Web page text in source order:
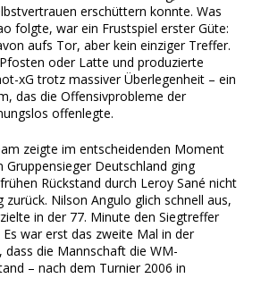
erschüttern konnte. Was
folgte, war ein Frustspiel erster Güte:
aufs Tor, aber kein einziger Treffer.
oder Latte und produzierte
xG trotz massiver Überlegenheit – ein
das die Offensivprobleme der
offenlegte.
zeigte im entscheidenden Moment
Gruppensieger Deutschland ging
Rückstand durch Leroy Sané nicht
Nilson Angulo glich schnell aus,
in der 77. Minute den Siegtreffer
war erst das zweite Mal in der
dass die Mannschaft die WM-
– nach dem Turnier 2006 in